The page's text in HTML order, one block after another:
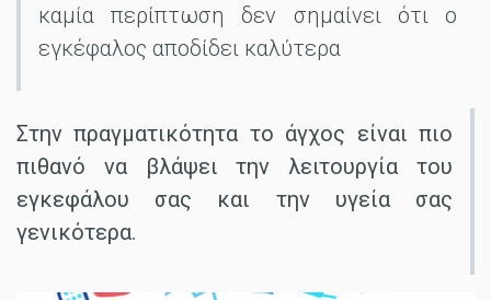
καμία περίπτωση δεν σημαίνει ότι ο
εγκέφαλος αποδίδει καλύτερα
Στην πραγματικότητα το άγχος είναι πιο
πιθανό να βλάψει την λειτουργία του
εγκεφάλου σας και την υγεία σας
γενικότερα.